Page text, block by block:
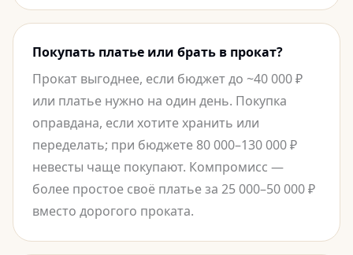
Покупать платье или брать в прокат?
Прокат выгоднее, если бюджет до ~40 000 ₽
или платье нужно на один день. Покупка
оправдана, если хотите хранить или
переделать; при бюджете 80 000–130 000 ₽
невесты чаще покупают. Компромисс —
более простое своё платье за 25 000–50 000 ₽
вместо дорогого проката.